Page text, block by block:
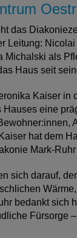
das
Leitung:
Michalski als
Haus seit
Kaiser
eine
hat dem
Mark-
sich darauf,
bedankt sich
Fürsorge